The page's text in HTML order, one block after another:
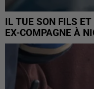
IL TUE SON FILS
EX-COMPAGNE À